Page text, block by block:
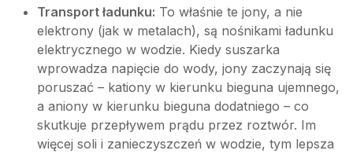
Transport ładunku: To właśnie te jony, a nie
elektrony (jak w metalach), są nośnikami ładunku
elektrycznego w wodzie. Kiedy suszarka
wprowadza napięcie do wody, jony zaczynają się
poruszać – kationy w kierunku bieguna ujemnego,
a aniony w kierunku bieguna dodatniego – co
skutkuje przepływem prądu przez roztwór. Im
więcej soli i zanieczyszczeń w wodzie, tym lepsza